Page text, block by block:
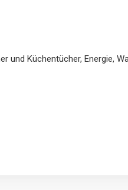
Küchentücher, Energie,